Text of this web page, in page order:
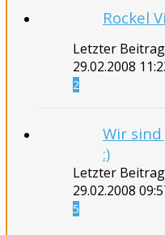
Rockel
Letzter
29.02.2008
2
Wir
:)
Letzter
29.02.2008
5